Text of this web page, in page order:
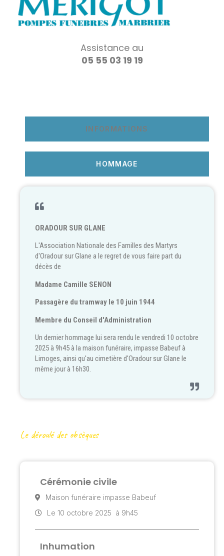
Assistance au
05 55 03 19 19
INFORMATIONS
HOMMAGE
ORADOUR SUR GLANE
L'Association Nationale des Familles des Martyrs
d'Oradour sur Glane a le regret de vous faire part du
décès de
Madame Camille SENON
Passagère du tramway le 10 juin 1944
Membre du Conseil d'Administration
Un dernier hommage lui sera rendu le vendredi 10 octobre
2025 à 9h45 à la maison funéraire, impasse Babeuf à
Limoges, ainsi qu'au cimetière d'Oradour sur Glane le
même jour à 16h30.
Le déroulé des obsèques
Cérémonie civile
Maison funéraire impasse Babeuf
Le 10 octobre 2025 à 9h45
Inhumation